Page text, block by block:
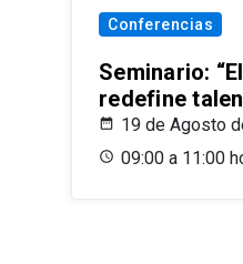
Conferencias
Seminario:
redefine
19 de Agosto
09:00 a 11:00